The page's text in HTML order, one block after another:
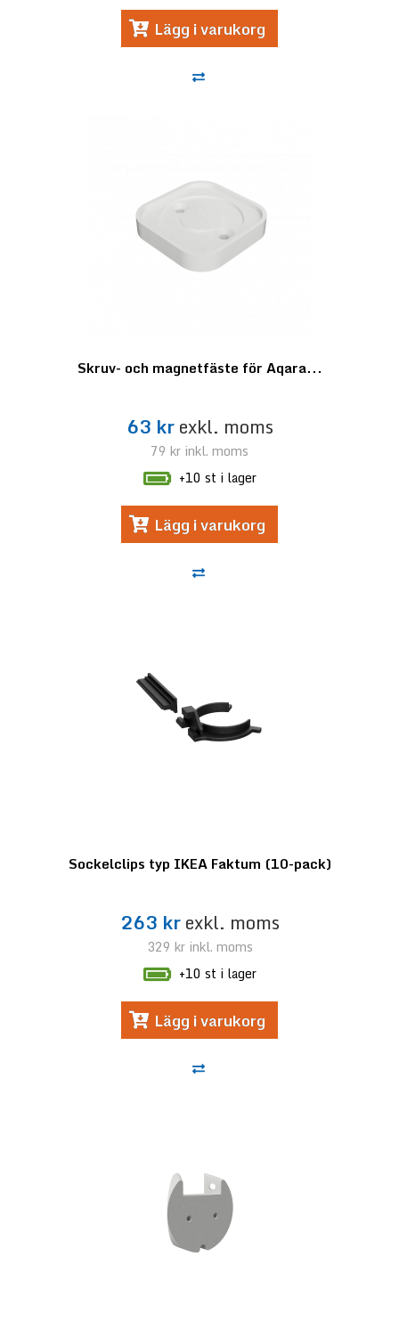
Lägg i varukorg
Skruv- och magnetfäste för Aqara...
63 krexkl. moms
79 kr inkl. moms
+10 st i lager
Lägg i varukorg
Sockelclips typ IKEA Faktum (10-pack)
263 krexkl. moms
329 krinkl. moms
+10 st i lager
Lägg i varukorg